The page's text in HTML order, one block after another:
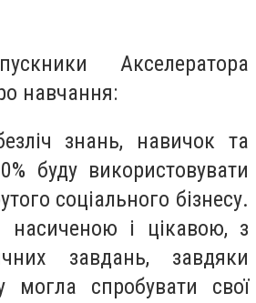
Акселератора
навчання:
знань, навичок та
буду використовувати
соціального бізнесу.
насиченою і цікавою, з
завдань, завдяки
спробувати свої